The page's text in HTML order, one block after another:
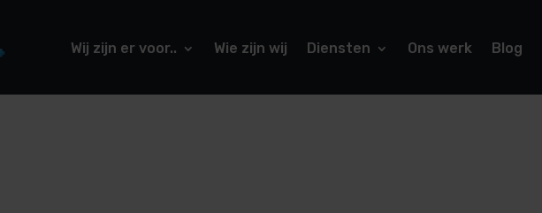
Wij zijn er voor.. Wie zijn wij Diensten Ons werk Blog